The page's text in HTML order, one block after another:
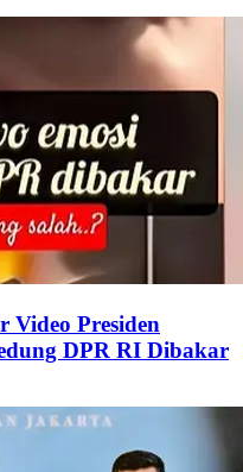
Video Presiden
DPR RI Dibakar